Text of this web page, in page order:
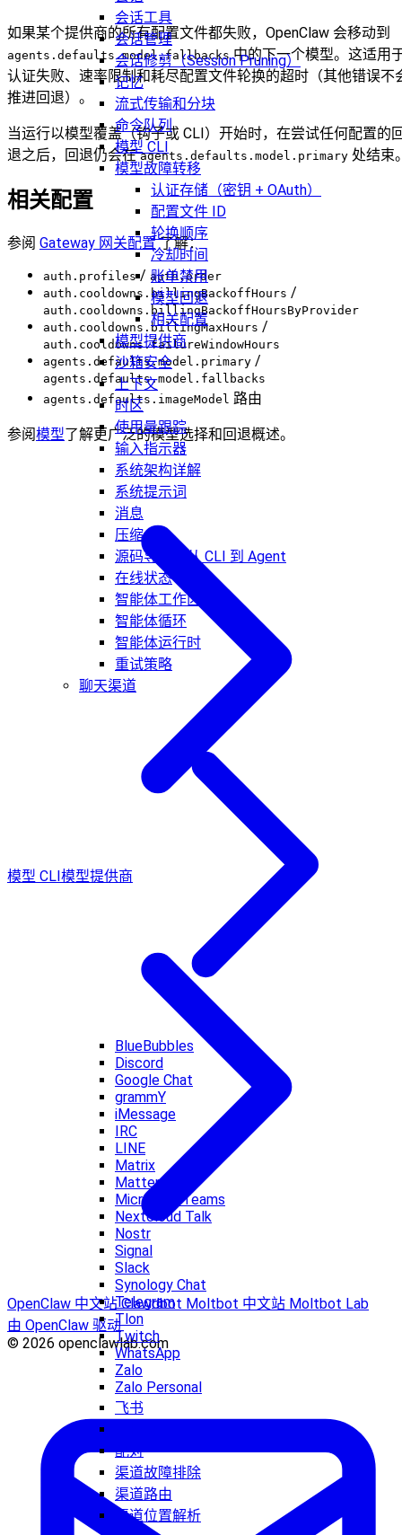
会话工具
会话管理
会话修剪（Session Pruning）
记忆
流式传输和分块
命令队列
模型 CLI
模型故障转移
认证存储（密钥 + OAuth）
配置文件 ID
轮换顺序
冷却时间
账单禁用
模型回退
相关配置
模型提供商
沙箱安全
上下文
时区
使用量跟踪
输入指示器
系统架构详解
系统提示词
消息
压缩
源码导览：从 CLI 到 Agent
在线状态
智能体工作区
智能体循环
智能体运行时
重试策略
聊天渠道
BlueBubbles
Discord
Google Chat
grammY
iMessage
IRC
LINE
Matrix
Mattermost
Microsoft Teams
Nextcloud Talk
Nostr
Signal
Slack
Synology Chat
Telegram
Tlon
Twitch
WhatsApp
Zalo
Zalo Personal
飞书
配对
渠道故障排除
渠道路由
渠道位置解析
如果某个提供商的所有配置文件都失败，OpenClaw 会移动到
agents.defaults.model.fallbacks中的下一个模型。这适用
认证失败、速率限制和耗尽配置文件轮换的超时（其他错误不
推进回退）。
当运行以模型覆盖（钩子或 CLI）开始时，在尝试任何配置的
退之后，回退仍会在agents.defaults.model.primary 处结束
相关配置
参阅 Gateway 网关配置了解：
auth.profiles/ auth.order
auth.cooldowns.billingBackoffHours /
auth.cooldowns.billingBackoffHoursByProvider
auth.cooldowns.billingMaxHours /
auth.cooldowns.failureWindowHours
agents.defaults.model.primary /
agents.defaults.model.fallbacks
agents.defaults.imageModel 路由
参阅模型了解更广泛的模型选择和回退概述。
模型 CLI 模型提供商
OpenClaw 中文站Clawdbot Moltbot 中文站 Moltbot Lab
由 OpenClaw 驱动
© 2026 openclawlab.com